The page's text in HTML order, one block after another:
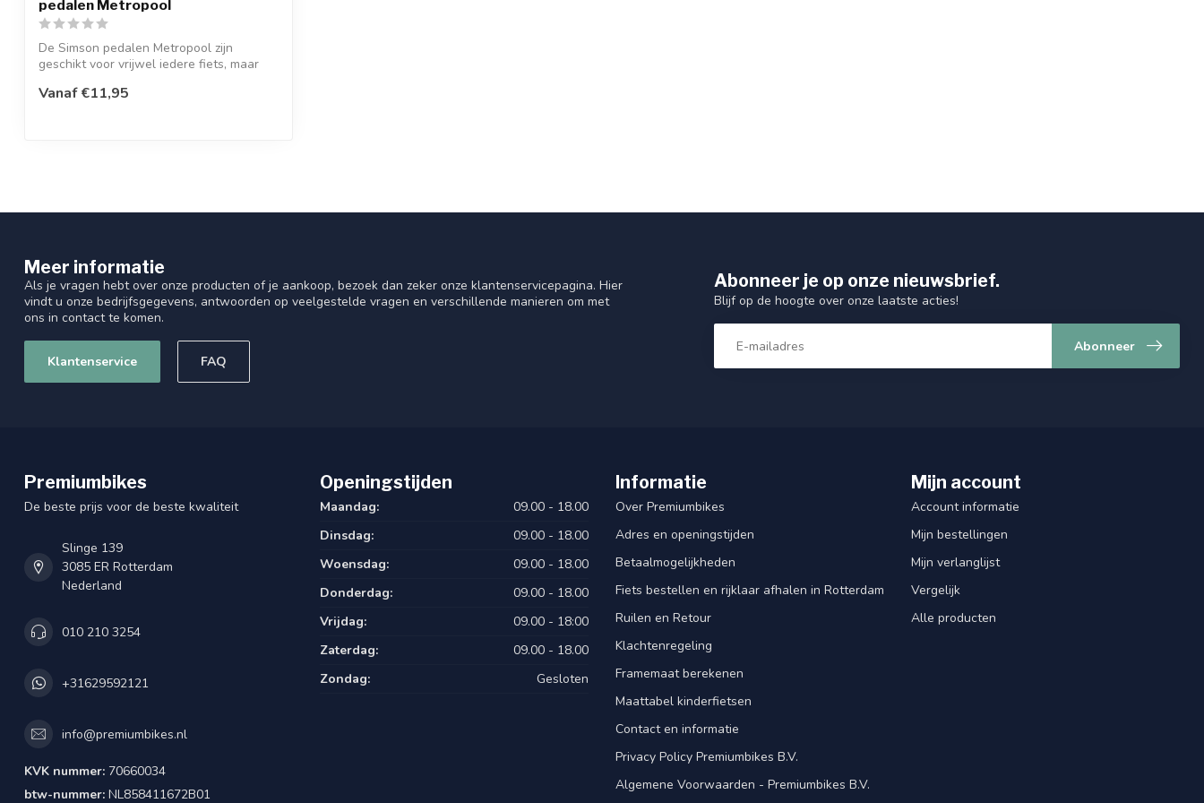
pedalen Metropool
De Simson pedalen Metropool zijn
geschikt voor vrijwel iedere fiets, maar
Vanaf €11,95
Meer informatie
Als je vragen hebt over onze producten of je aankoop, bezoek dan zeker onze klantenservicepagina. Hier
vindt u onze bedrijfsgegevens, antwoorden op veelgestelde vragen en verschillende manieren om met
ons in contact te komen.
Klantenservice FAQ
Abonneer je op onze nieuwsbrief.
Blijf op de hoogte over onze laatste acties!
Abonneer
Premiumbikes
De beste prijs voor de beste kwaliteit
Slinge 139
3085 ER Rotterdam
Nederland
010 210 3254
+31629592121
info@premiumbikes.nl
KVK nummer: 70660034
btw-nummer: NL858411672B01
Openingstijden
Maandag:
09.00 - 18.00
Dinsdag:
09.00 - 18.00
Woensdag:
09.00 - 18.00
Donderdag:
09.00 - 18.00
Vrijdag:
09.00 - 18:00
Zaterdag:
09.00 - 18.00
Zondag:
Gesloten
Informatie
Over Premiumbikes
Adres en openingstijden
Betaalmogelijkheden
Fiets bestellen en rijklaar afhalen in Rotterdam
Ruilen en Retour
Klachtenregeling
Framemaat berekenen
Maattabel kinderfietsen
Contact en informatie
Privacy Policy Premiumbikes B.V.
Algemene Voorwaarden - Premiumbikes B.V.
Mijn account
Account informatie
Mijn bestellingen
Mijn verlanglijst
Vergelijk
Alle producten